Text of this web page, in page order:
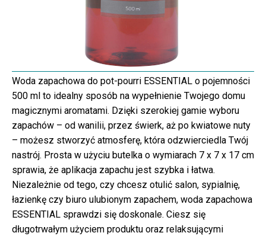
Woda zapachowa do pot-pourri ESSENTIAL o pojemności
500 ml to idealny sposób na wypełnienie Twojego domu
magicznymi aromatami. Dzięki szerokiej gamie wyboru
zapachów – od wanilii, przez świerk, aż po kwiatowe nuty
– możesz stworzyć atmosferę, która odzwierciedla Twój
nastrój. Prosta w użyciu butelka o wymiarach 7 x 7 x 17 cm
sprawia, że aplikacja zapachu jest szybka i łatwa.
Niezależnie od tego, czy chcesz otulić salon, sypialnię,
łazienkę czy biuro ulubionym zapachem, woda zapachowa
ESSENTIAL sprawdzi się doskonale. Ciesz się
długotrwałym użyciem produktu oraz relaksującymi